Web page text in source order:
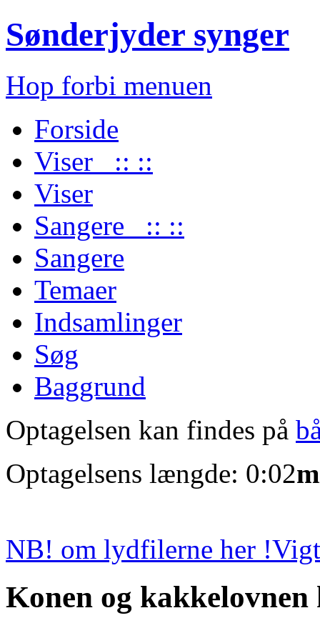
Sønderjyder synger
Hop forbi menuen
Forside
Viser :: ::
Viser
Sangere :: ::
Sangere
Temaer
Indsamlinger
Søg
Baggrund
Optagelsen kan findes på
Optagelsens længde: 0:02
NB! om lydfilerne her !
Konen og